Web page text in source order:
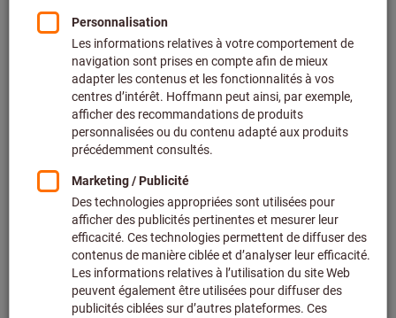
Quantité
Ajouter au panier
Délai de livraison estimé : 1 à 2 semaines
Expédition de la livraison
Veuillez noter le délai de livraison et les conseils
limités:
Nous commandons cet article pour vous directement
chez le fabricant, car il ne fait pas partie de notre
assortiment principal et n’est donc pas en stock chez
nous.Infos